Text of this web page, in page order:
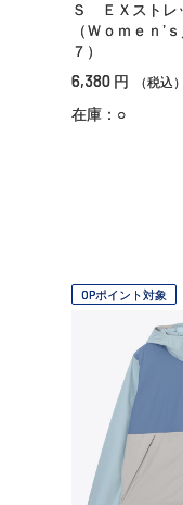
Ｓ ＥＸストレ
（Ｗｏｍｅｎ’
７）
6,380 円 （税込）
在庫：○
OPポイント対象